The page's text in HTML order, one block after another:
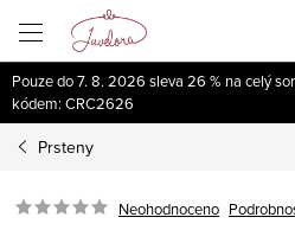
obsah
Pouze do 7. 8. 2026 sleva 26 % na celý
kódem: CRC2626
Prsteny
Neohodnoceno